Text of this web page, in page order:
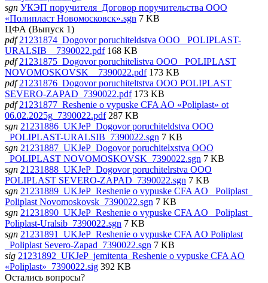
sgn УКЭП поручителя_Договор поручительства ООО
«Полипласт Новомосковск».sgn 7 KB
ЦФА (Выпуск 1)
pdf 21231874_Dogovor poruchiteldstva OOO _POLIPLAST-
URALSIB__7390022.pdf 168 KB
pdf 21231875_Dogovor poruchitelistva OOO _POLIPLAST
NOVOMOSKOVSK__7390022.pdf 173 KB
pdf 21231876_Dogovor poruchiteltstva OOO POLIPLAST
SEVERO-ZAPAD_7390022.pdf 173 KB
pdf 21231877_Reshenie o vypuske CFA AO «Poliplast» ot
06.02.2025g_7390022.pdf 287 KB
sgn 21231886_UKJeP_Dogovor poruchiteldstva OOO
_POLIPLAST-URALSIB_7390022.sgn 7 KB
sgn 21231887_UKJeP_Dogovor poruchitelxstva OOO
_POLIPLAST NOVOMOSKOVSK_7390022.sgn 7 KB
sgn 21231888_UKJeP_Dogovor poruchitelrstva OOO
POLIPLAST SEVERO-ZAPAD_7390022.sgn 7 KB
sgn 21231889_UKJeP_Reshenie o vypuske CFA AO _Poliplast_
Poliplast Novomoskovsk_7390022.sgn 7 KB
sgn 21231890_UKJeP_Reshenie o vypuske CFA AO _Poliplast_
Poliplast-Uralsib_7390022.sgn 7 KB
sgn 21231891_UKJeP_Reshenie o vypuske CFA AO Poliplast
_Poliplast Severo-Zapad_7390022.sgn 7 KB
sig 21231892_UKJeP_jemitenta_Reshenie o vypuske CFA AO
«Poliplast»_7390022.sig 392 KB
Остались вопросы?